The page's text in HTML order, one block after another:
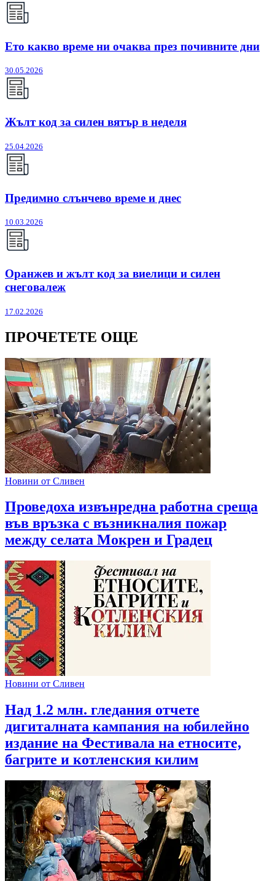
Ето какво време ни очаква през почивните дни
30.05.2026
Жълт код за силен вятър в неделя
25.04.2026
Предимно слънчево време и днес
10.03.2026
Оранжев и жълт код за виелици и силен
снеговалеж
17.02.2026
ПРОЧЕТЕТЕ ОЩЕ
Новини от Сливен
Проведоха извънредна работна среща
във връзка с възникналия пожар
между селата Мокрен и Градец
Новини от Сливен
Над 1.2 млн. гледания отчете
дигиталната кампания на юбилейно
издание на Фестивала на етносите,
багрите и котленския килим